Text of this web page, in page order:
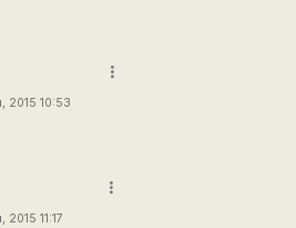
2015 10:53
more_vert
2015 11:17
more_vert